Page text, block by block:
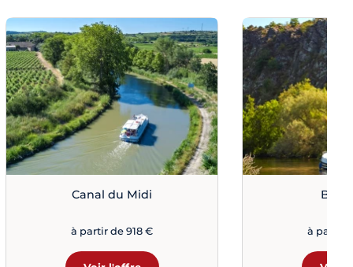
Canal du Midi
à partir de 918 € à partir